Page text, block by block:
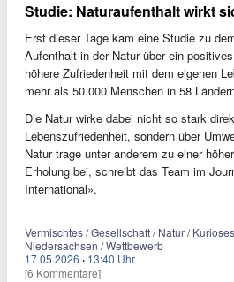
Studie: Naturaufenthalt wirkt
Erst dieser Tage kam eine Studie zu
Aufenthalt in der Natur über ein
höhere Zufriedenheit mit dem eigenen
mehr als 50.000 Menschen in 58
Die Natur wirke dabei nicht so stark
Lebenszufriedenheit, sondern über
Natur trage unter anderem zu einer
Erholung bei, schreibt das Team im
International».
Vermischtes / Gesellschaft / Natur /
Niedersachsen / Wettbewerb
17.05.2026 · 13:40 Uhr
[6 Kommentare]